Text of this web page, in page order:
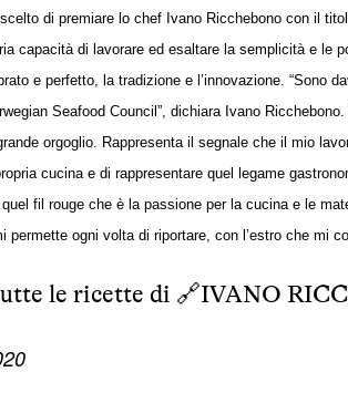
di premiare lo chef Ivano Ricchebono con il
capacità di lavorare ed esaltare la semplicità e le
e perfetto, la tradizione e l’innovazione. “Sono
Seafood Council”, dichiara Ivano Ricchebono.
orgoglio. Rappresenta il segnale che il mio
cucina e di rappresentare quel legame
fil rouge che è la passione per la cucina e le
ogni volta di riportare, con l’estro che mi
le ricette di 🔗IVANO